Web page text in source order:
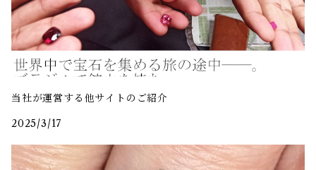
当社が運営する他サイトのご紹介
2025/3/17